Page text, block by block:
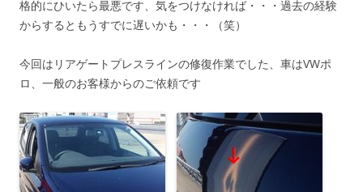
格的にひいたら最悪です、気をつけなければ・・・過去の経験
からするともうすでに遅いかも・・・（笑）
今回はリアゲートプレスラインの修復作業でした、車はVWポ
ロ、一般のお客様からのご依頼です